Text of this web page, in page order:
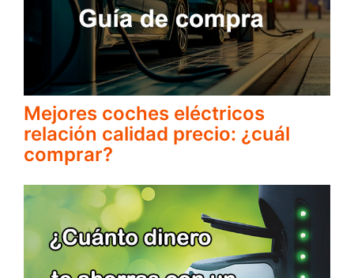
Mejores coches eléctricos
relación calidad precio: ¿cuál
comprar?